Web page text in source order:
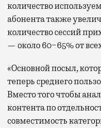
количество
абонента также
количество сессий
— около 60−65% от
«Основной посыл,
теперь среднего
Вместо того чтобы
контента по
совместимость